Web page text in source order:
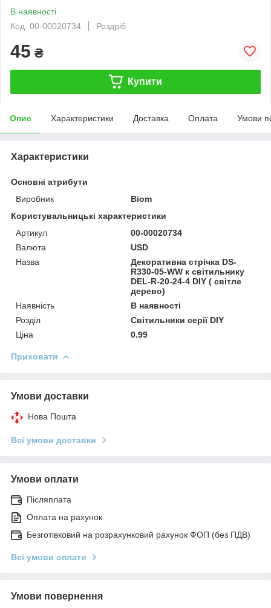
В наявності
Код: 00-00020734
Роздріб
45 ₴
Купити
Опис Характеристики Доставка Оплата Умови
Характеристики
Основні атрибути
Виробник
Biom
Користувальницькі характеристики
Артикул
00-00020734
Валюта
USD
Назва
Декоративна стрічка DS-
R330-05-WW к світильнику
DEL-R-20-24-4 DIY ( світле
дерево)
Наявність
В наявності
Розділ
Світильники серії DIY
Ціна
0.99
Приховати
Умови доставки
Нова Пошта
Всі умови доставки
Умови оплати
Післяплата
Оплата на рахунок
Безготівковий на розрахунковий рахунок ФОП (без ПДВ)
Всі умови оплати
Умови повернення